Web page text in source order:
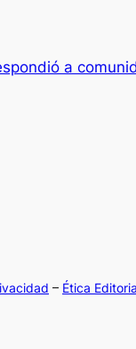
a
– Ética